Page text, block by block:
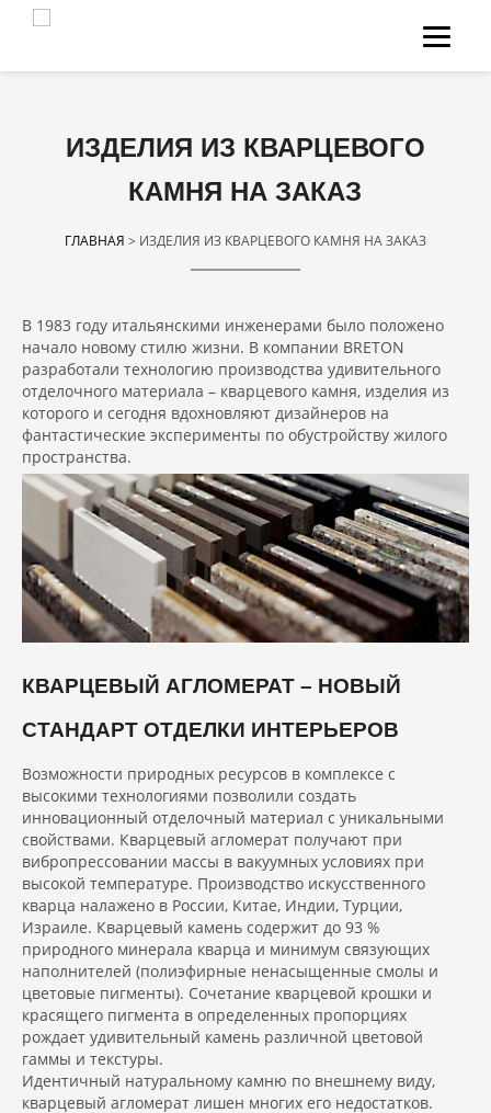
НА ГЛАВНУЮ
О НАС
КАТАЛОГ КАМНЯ
INSTAGRAM
ИЗДЕЛИЯ ИЗ КВАРЦЕВОГО
КАМНЯ НА ЗАКАЗ
ГЛАВНАЯ > ИЗДЕЛИЯ ИЗ КВАРЦЕВОГО КАМНЯ НА ЗАКАЗ
В 1983 году итальянскими инженерами было положено
начало новому стилю жизни. В компании BRETON
разработали технологию производства удивительного
отделочного материала – кварцевого камня, изделия из
которого и сегодня вдохновляют дизайнеров на
фантастические эксперименты по обустройству жилого
пространства.
КВАРЦЕВЫЙ АГЛОМЕРАТ – НОВЫЙ
СТАНДАРТ ОТДЕЛКИ ИНТЕРЬЕРОВ
Возможности природных ресурсов в комплексе с
высокими технологиями позволили создать
инновационный отделочный материал с уникальными
свойствами. Кварцевый агломерат получают при
вибропрессовании массы в вакуумных условиях при
высокой температуре. Производство искусственного
кварца налажено в России, Китае, Индии, Турции,
Израиле. Кварцевый камень содержит до 93 %
природного минерала кварца и минимум связующих
наполнителей (полиэфирные ненасыщенные смолы и
цветовые пигменты). Сочетание кварцевой крошки и
красящего пигмента в определенных пропорциях
рождает удивительный камень различной цветовой
гаммы и текстуры.
Идентичный натуральному камню по внешнему виду,
кварцевый агломерат лишен многих его недостатков.